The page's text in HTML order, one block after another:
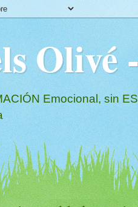
Emocional, sin